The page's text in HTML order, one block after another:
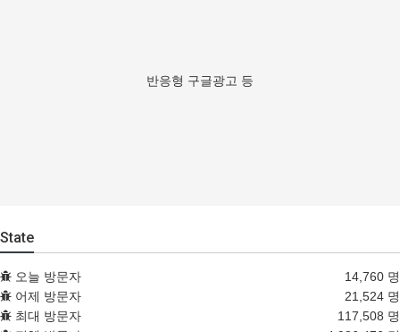
반응형 구글광고 등
State
오늘 방문자
14,760 명
어제 방문자
21,524 명
최대 방문자
117,508 명